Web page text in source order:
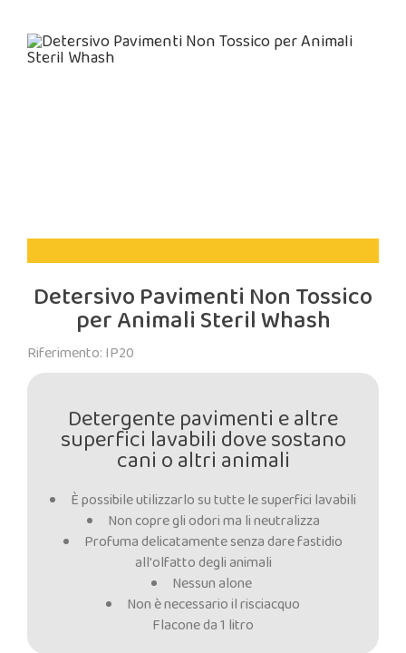
Detersivo Pavimenti Non Tossico
per Animali Steril Whash
Riferimento: IP20
Detergente pavimenti e altre
superfici lavabili dove sostano
cani o altri animali
È possibile utilizzarlo su tutte le superfici lavabili
Non copre gli odori ma li neutralizza
Profuma delicatamente senza dare fastidio
all'olfatto degli animali
Nessun alone
Non è necessario il risciacquo
Flacone da 1 litro